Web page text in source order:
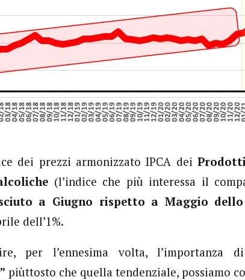
dei prezzi armonizzato IPCA dei
(l’indice che più interessa il
a Giugno rispetto a Maggio dello
dell’1%.
per l’ennesima volta,
piùttosto che quella tendenziale, possiamo